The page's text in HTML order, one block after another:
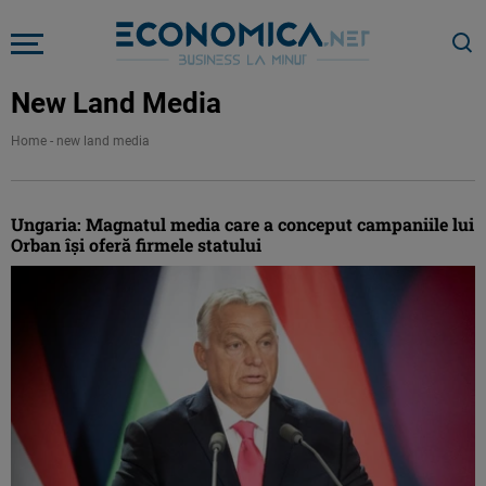
New Land Media
Home - new land media
Ungaria: Magnatul media care a conceput campaniile lui
Orban îşi oferă firmele statului